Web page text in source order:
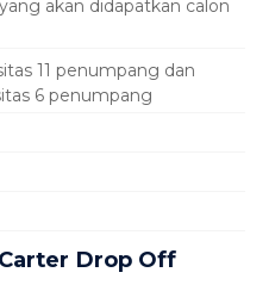
akan didapatkan calon
11 penumpang dan
6 penumpang
Drop Off